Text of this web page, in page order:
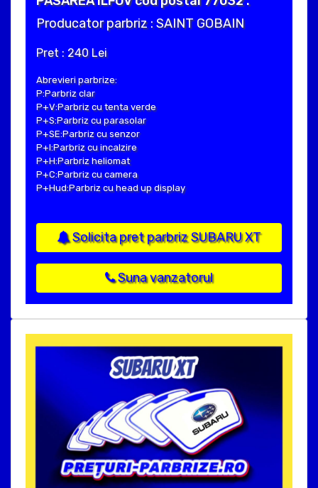
Producator parbriz : SAINT GOBAIN
Pret : 240 Lei
Abrevieri parbrize:
P:Parbriz clar
P+V:Parbriz cu tenta verde
P+S:Parbriz cu parasolar
P+SE:Parbriz cu senzor
P+I:Parbriz cu incalzire
P+H:Parbriz heliomat
P+C:Parbriz cu camera
P+Hud:Parbriz cu head up display
Solicita pret parbriz SUBARU XT
Suna vanzatorul